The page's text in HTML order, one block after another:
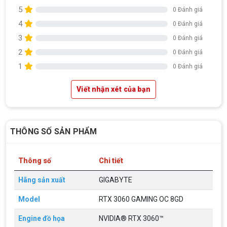
5 0 Đánh giá
4 0 Đánh giá
3 0 Đánh giá
2 0 Đánh giá
1 0 Đánh giá
Viết nhận xét của bạn
THÔNG SỐ SẢN PHẨM
Thông số Chi tiết
Hãng sản xuất GIGABYTE
Model RTX 3060 GAMING OC 8GD
Engine đồ họa NVIDIA® RTX 3060™
năm 2000
Top 18 tựa game PC huyền thoại gắn liền với tuổi
thơ của game thủ Việt vào những năm 2000
Hãng ASRock Công Bố 2 dòng Card Đồ
ASRock Công Bố Series Cạc Đồ Họa AMD